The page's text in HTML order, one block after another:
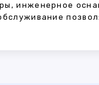
инженерное